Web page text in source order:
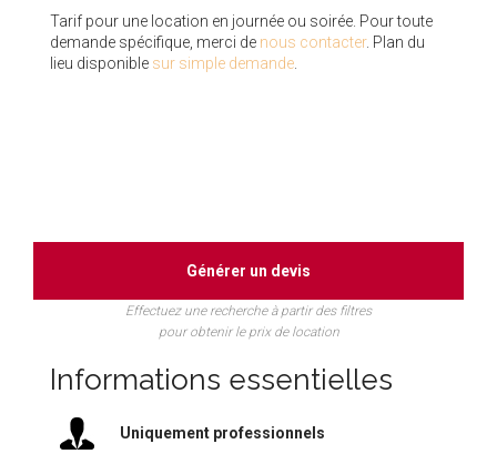
Tarif pour une location en journée ou soirée. Pour toute
demande spécifique, merci de nous contacter. Plan du
lieu disponible sur simple demande
Générer un devis
Effectuez une recherche à partir des filtres
pour obtenir le prix de location
Informations essentielles
Uniquement professionnels